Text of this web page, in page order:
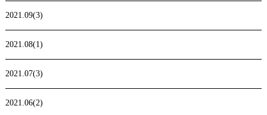
2021.09(3)
2021.08(1)
2021.07(3)
2021.06(2)